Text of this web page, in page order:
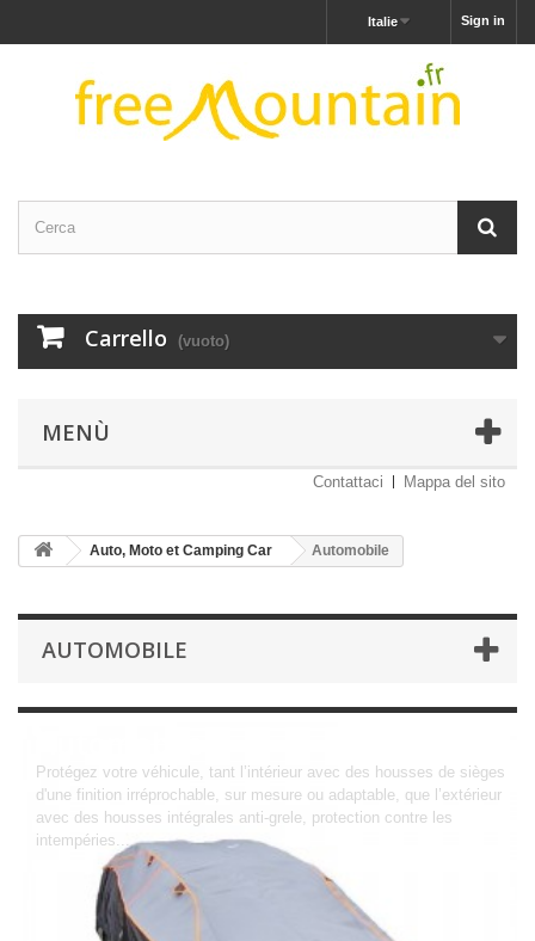
Sign in
Italie
Carrello (vuoto)
MENÙ
Contattaci Mappa del sito
Auto, Moto et Camping Car Automobile
AUTOMOBILE
Protégez votre véhicule, tant l’intérieur avec des housses de sièges
d'une finition irréprochable, sur mesure ou adaptable, que l’extérieur
avec des housses intégrales anti-grele, protection contre les
intempéries....